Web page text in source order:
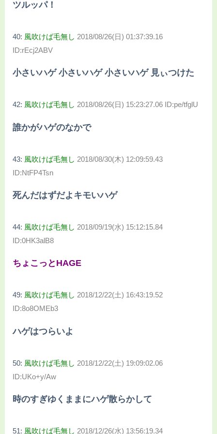
ツルッパ！
40: 風吹けば毛無し 2018/08/26(日) 01:37:39.16
ID:rEcj2ABV
小さいハゲ 小さいハゲ 小さいハゲ 見ぃつけた
42: 風吹けば毛無し 2018/08/26(日) 15:23:27.06 ID:pe/tfglU
誰かがハゲのなかで
43: 風吹けば毛無し 2018/08/30(木) 12:09:59.43
ID:NtFP4Tsn
死んだはずだよキモいハゲ
44: 風吹けば毛無し 2018/09/19(水) 15:12:15.84
ID:0HK3alB8
ちょこっとHAGE
49: 風吹けば毛無し 2018/12/22(土) 16:43:19.52
ID:8o8OMEb3
ハゲはつらいよ
50: 風吹けば毛無し 2018/12/22(土) 19:09:02.06
ID:UKo+y/Aw
時のすぎゆくままにハゲ散らかして
51: 風吹けば毛無し 2018/12/26(水) 13:56:19.34